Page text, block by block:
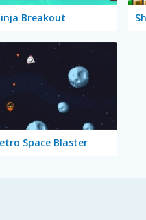
Breakout
Space Blaster